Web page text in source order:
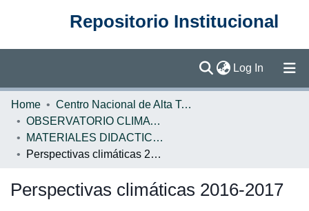
Repositorio Institucional
Log In (current)
Communities & Collections
Statistics
Home
Centro Nacional de Alta Tecnología (CENAT)
OBSERVATORIO CLIMATICO
MATERIALES DIDACTICOS OBSERVATORIO CLIMATICO
Perspectivas climáticas 2016-2017
Perspectivas climáticas 2016-2017